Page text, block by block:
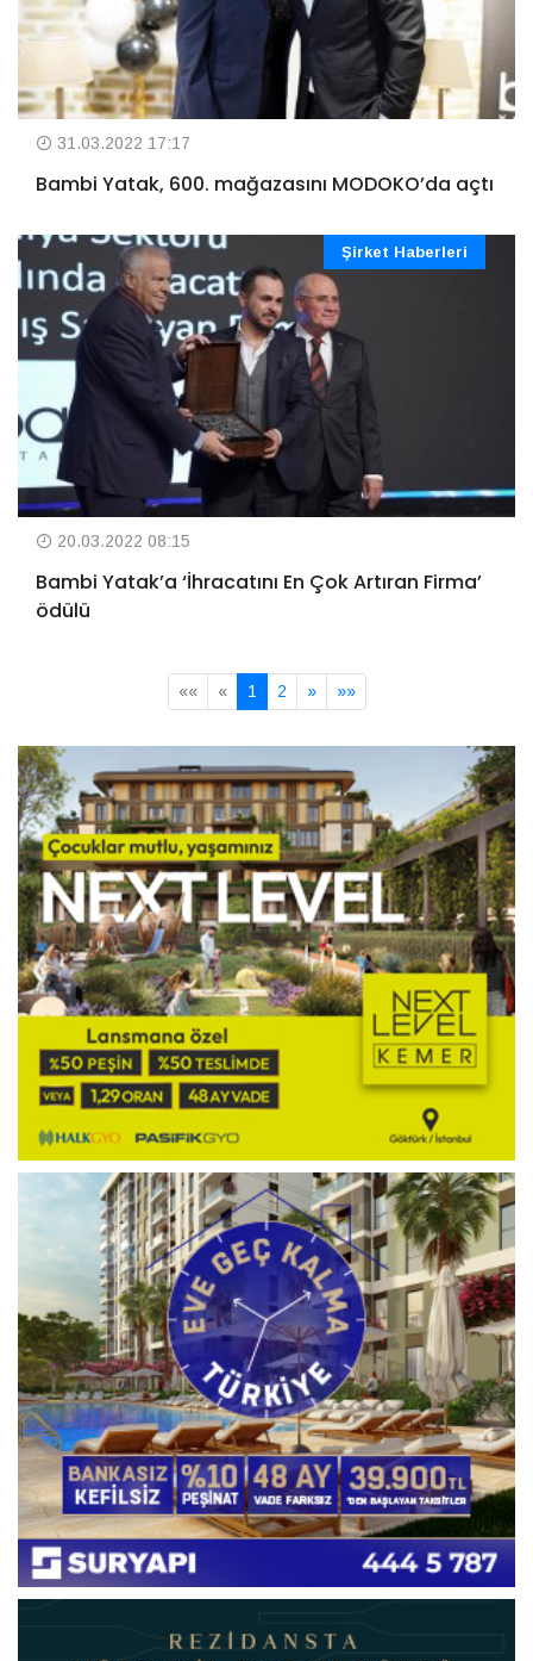
31.03.2022 17:17
Bambi Yatak, 600. mağazasını MODOKO’da açtı
Şirket Haberleri
20.03.2022 08:15
Bambi Yatak’a ‘İhracatını En Çok Artıran Firma’
ödülü
«« « 1 2 » »»